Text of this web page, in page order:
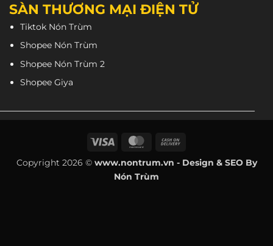
SÀN THƯƠNG MẠI ĐIỆN TỬ
Tiktok Nón Trùm
Shopee Nón Trùm
Shopee Nón Trùm 2
Shopee Giya
Visa MasterCard
Delivery
Copyright 2026 © www.nontrum.vn - Design & SEO By
Nón Trùm